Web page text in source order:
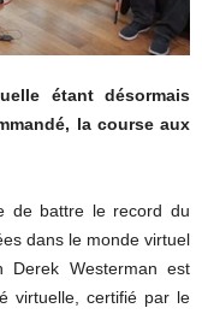
étant désormais
la course aux
de battre le record du
dans le monde virtuel
Westerman est
virtuelle, certifié par le